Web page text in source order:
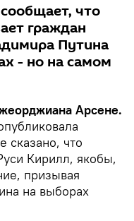
что
граждан
Путина
- но на самом
Арсене.
сказано, что
Кирилл, якобы,
призывая
на выборах